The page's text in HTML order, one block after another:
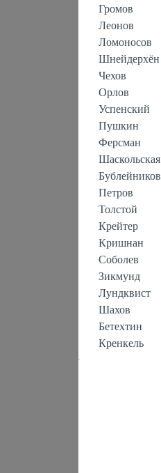
Громов
Леонов
Ломоносов
Шнейдерхён
Чехов
Орлов
Успенский
Пушкин
Ферсман
Шаскольская
Бублейников
Петров
Толстой
Крейтер
Кришнан
Соболев
Зикмунд
Лундквист
Шахов
Бетехтин
Кренкель